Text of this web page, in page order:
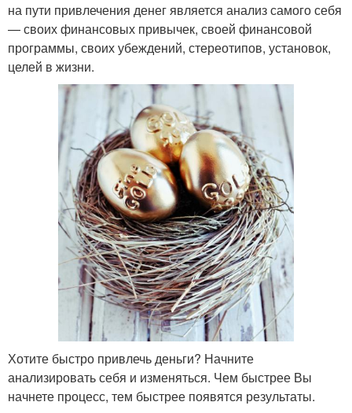
на пути привлечения денег является анализ самого себя
— своих финансовых привычек, своей финансовой
программы, своих убеждений, стереотипов, установок,
целей в жизни.
Хотите быстро привлечь деньги? Начните
анализировать себя и изменяться. Чем быстрее Вы
начнете процесс, тем быстрее появятся результаты.